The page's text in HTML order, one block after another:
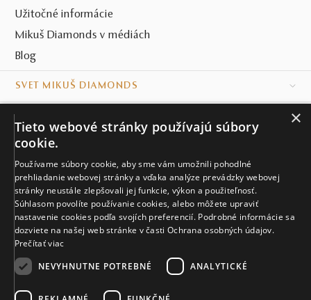
Užitočné informácie
Mikuš Diamonds v médiách
Blog
SVET MIKUŠ DIAMONDS
KONTAKT
Naše klenotníctva
Sídlo spoločnosti
×
Tieto webové stránky používajú súbory
cookie.
Používame súbory cookie, aby sme vám umožnili pohodlné
prehliadanie webovej stránky a vďaka analýze prevádzky webovej
stránky neustále zlepšovali jej funkcie, výkon a použiteľnosť.
Súhlasom povolíte používanie cookies, alebo môžete upraviť
nastavenie cookies podľa svojích preferencií. Podrobné informácie sa
dozviete na našej web stránke v časti Ochrana osobných údajov.
Prečítať viac
NEVYHNUTNE POTREBNÉ
ANALYTICKÉ